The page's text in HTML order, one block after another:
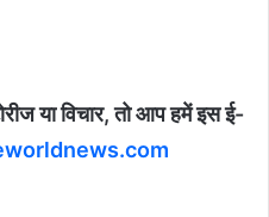
या विचार, तो आप हमें इस ई-